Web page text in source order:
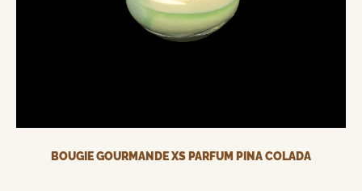
BOUGIE GOURMANDE XS PARFUM PINA COLADA